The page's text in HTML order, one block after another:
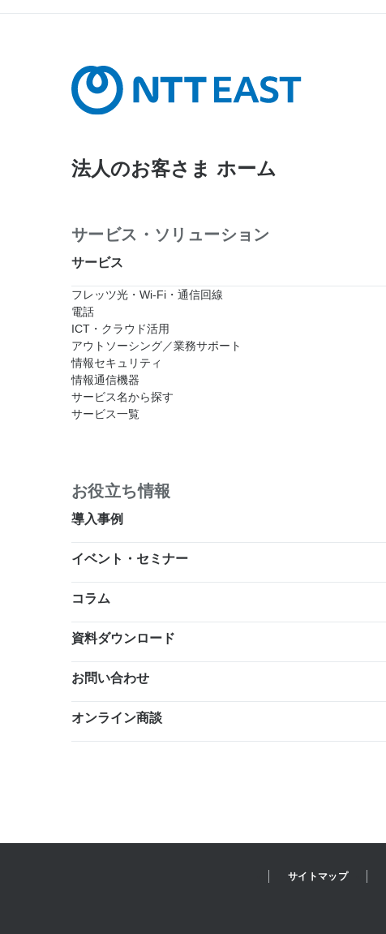
法人のお客さま ホーム
サービス・ソリューション
サービス
フレッツ光・Wi-Fi・通信回線
電話
ICT・クラウド活用
アウトソーシング／業務サポート
情報セキュリティ
情報通信機器
サービス名から探す
サービス一覧
お役立ち情報
導入事例
イベント・セミナー
コラム
資料ダウンロード
お問い合わせ
オンライン商談
サイトマップ